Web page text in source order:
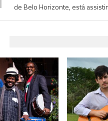
de Belo Horizonte, está